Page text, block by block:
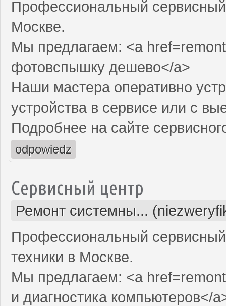
Профессиональный
Москве.
Мы предлагаем: <a
фотовспышку дешево</a>
Наши мастера оперативно
устройства в сервисе или с
Подробнее на сайте
odpowiedz
Сервисный центр
Ремонт системны...
Профессиональный
техники в Москве.
Мы предлагаем: <a
и диагностика компьютеров</